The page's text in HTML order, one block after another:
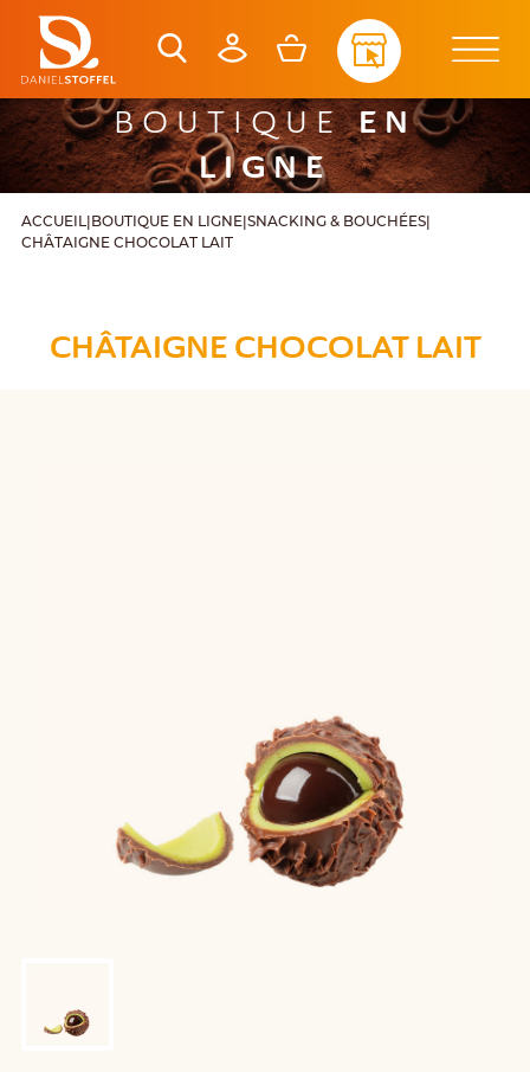
BOUTIQUEEN
LIGNE
ACCUEIL| BOUTIQUE EN LIGNE| SNACKING & BOUCHÉES|
CHÂTAIGNE CHOCOLAT LAIT
CHÂTAIGNE CHOCOLAT LAIT